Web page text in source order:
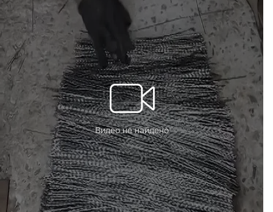
Видео не найдено